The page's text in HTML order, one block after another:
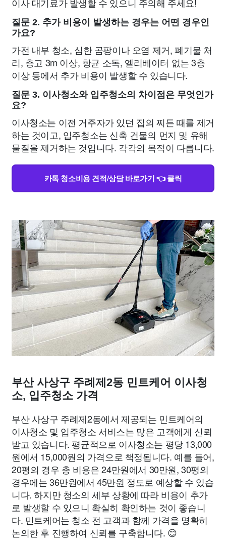
질문 2. 추가 비용이 발생하는 경우는 어떤 경우인
가요?
가전 내부 청소, 심한 곰팡이나 오염 제거, 폐기물 처
리, 층고 3m 이상, 항균 소독, 엘리베이터 없는 3층
이상 등에서 추가 비용이 발생할 수 있습니다.
질문 3. 이사청소와 입주청소의 차이점은 무엇인가
요?
이사청소는 이전 거주자가 있던 집의 찌든 때를 제거
하는 것이고, 입주청소는 신축 건물의 먼지 및 유해
물질을 제거하는 것입니다. 각각의 목적이 다릅니다.
카톡 청소비용 견적/상담 바로가기 👈 클릭
부산 사상구 주례제2동 민트케어 이사청
소, 입주청소 가격
부산 사상구 주례제2동에서 제공되는 민트케어의
이사청소 및 입주청소 서비스는 많은 고객에게 신뢰
받고 있습니다. 평균적으로 이사청소는 평당 13,000
원에서 15,000원의 가격으로 책정됩니다. 예를 들어,
20평의 경우 총 비용은 24만원에서 30만원, 30평의
경우에는 36만원에서 45만원 정도로 예상할 수 있습
니다. 하지만 청소의 세부 상황에 따라 비용이 추가
로 발생할 수 있으니 확실히 확인하는 것이 좋습니
다. 민트케어는 청소 전 고객과 함께 가격을 명확히
논의한 후 진행하여 신뢰를 구축합니다. 😊